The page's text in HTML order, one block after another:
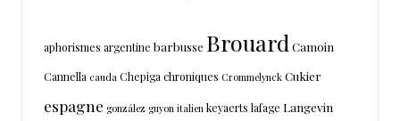
aphorismes argentine barbusse Brouard Camoin
Cannella cauda Chepigachroniques Crommelynck Cukier
espagne gonzález guyon italien keyaerts lafage Langevin